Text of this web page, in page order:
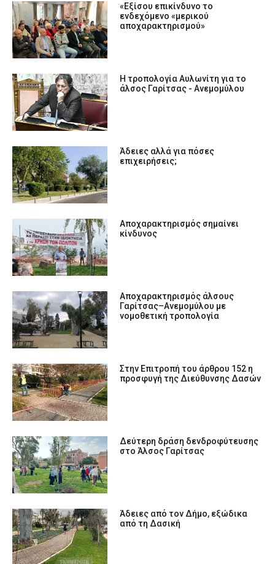
«Εξίσου επικίνδυνο το
ενδεχόμενο «μερικού
αποχαρακτηρισμού»
Η τροπολογία Αυλωνίτη για το
άλσος Γαρίτσας - Ανεμομύλου
Άδειες αλλά για πόσες
επιχειρήσεις;
Αποχαρακτηρισμός σημαίνει
κίνδυνος
Αποχαρακτηρισμός άλσους
Γαρίτσας–Ανεμομύλου με
νομοθετική τροπολογία
Στην Επιτροπή του άρθρου 152 η
προσφυγή της Διεύθυνσης Δασών
Δεύτερη δράση δενδροφύτευσης
στο Άλσος Γαρίτσας
Άδειες από τον Δήμο, εξώδικα
από τη Δασική